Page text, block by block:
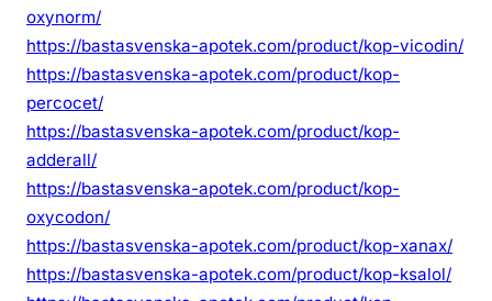
oxynorm/
https://bastasvenska-apotek.com/product/kop-vicodin/
https://bastasvenska-apotek.com/product/kop-
percocet/
https://bastasvenska-apotek.com/product/kop-
adderall/
https://bastasvenska-apotek.com/product/kop-
oxycodon/
https://bastasvenska-apotek.com/product/kop-xanax/
https://bastasvenska-apotek.com/product/kop-ksalol/